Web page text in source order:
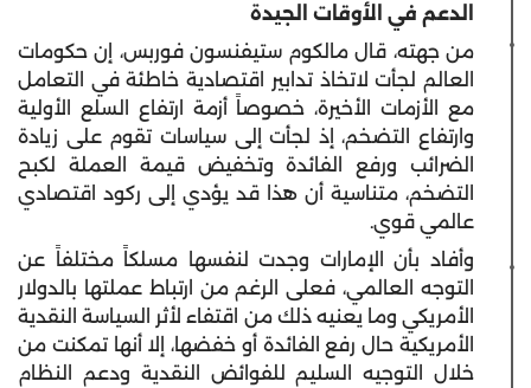
الدعم في الأوقات الجيدة
من جهته، قال مالكوم ستيفنسون فوربس، إن حكومات
العالم لجأت لاتخاذ تدابير اقتصادية خاطئة في التعامل
مع الأزمات الأخيرة، خصوصاً أزمة ارتفاع السلع الأولية
وارتفاع التضخم، إذ لجأت إلى سياسات تقوم على زيادة
الضرائب ورفع الفائدة وتخفيض قيمة العملة لكبح
التضخم، متناسية أن هذا قد يؤدي إلى ركود اقتصادي
عالمي قوي.
وأفاد بأن الإمارات وجدت لنفسها مسلكاً مختلفاً عن
التوجه العالمي، فعلى الرغم من ارتباط عملتها بالدولار
الأمريكي وما يعنيه ذلك من اقتفاء لأثر السياسة النقدية
الأمريكية حال رفع الفائدة أو خفضها، إلا أنها تمكنت من
خلال التوجيه السليم للفوائض النقدية ودعم النظام